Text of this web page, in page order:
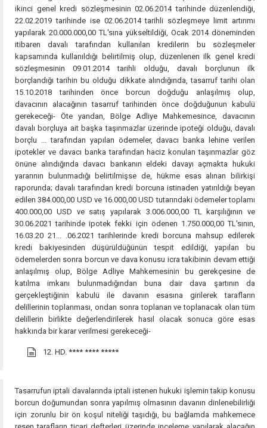
ikinci genel kredi sözleşmesinin 02.06.2014 tarihinde düzenlendiği,
22.02.2019 tarihinde ise 02.06.2014 tarihli sözleşmeye limit artırımı
yapılarak 20.000.000,00 TL'sına yükseltildiği, Ocak 2014 döneminden
itibaren davalı tarafından kullanılan kredilerin bu sözleşmeler
kapsamında kullanıldığı belirtilmiş olup, düzenlenen ilk genel kredi
sözleşmesinin 09.01.2014 tarihli olduğu, davalı borçlunun ilk
borçlandığı tarihin bu olduğu dikkate alındığında, tasarruf tarihi olan
15.10.2018 tarihinden önce borcun doğduğu anlaşılmış olup,
davacının alacağının tasarruf tarihinden önce doğduğunun kabulü
gerekeceği- Öte yandan, Bölge Adliye Mahkemesince, davacının
davalı borçluya ait başka taşınmazlar üzerinde ipoteği olduğu, davalı
borçlu ... tarafından yapılan ödemeler, davacı banka lehine verilen
ipotekler ve davacı banka tarafından haciz konulan taşınmazlar göz
önüne alındığında davacı bankanın eldeki davayı açmakta hukuki
yararının bulunmadığı belirtilmişse de, hükme esas alınan bilirkişi
raporunda; davalı tarafından kredi borcuna istinaden yatırıldığı beyan
edilen 384.000,00 USD ve 16.000,00 USD tutarındaki ödemeler toplamı
400.000,00 USD ve satış yapılarak 3.006.000,00 TL karşılığının ve
30.06.2021 tarihinde ipotek fekki için ödenen 1.750.000,00 TL'sının,
16.03.20 21... .06.2021 tarihlerinde kredi borcuna mahsup edilerek
kredi bakiyesinden düşürüldüğünün tespit edildiği, yapılan bu
ödemelerden sonra borcun ve dava konusu icra takibinin devam ettiği
anlaşılmış olup, Bölge Adliye Mahkemesinin bu gerekçesine de
katılma imkanı bulunmadığından buna dair dava şartının da
gerçekleştiğinin kabulü ile davanın esasına girilerek tarafların
delillerinin toplanması, ondan sonra toplanan ve toplanacak olan tüm
delillerin birlikte değerlendirilerek hasıl olacak sonuca göre esas
hakkında bir karar verilmesi gerekeceği-
12. HD. **** **** *****
Tasarrufun iptali davalarında iptali istenen hukuki işlemin takip konusu
borcun doğumundan sonra yapılmış olmasının davanın dinlenebilirliği
için zorunlu bir ön koşul niteliği taşıdığı, bu bağlamda mahkemece